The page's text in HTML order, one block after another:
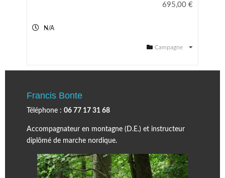
695,00 €
N/A
Campagne
Francis Bonte
Téléphone : 06 77 17 31 68
Accompagnateur en montagne (D.E.) et instructeur
diplômé de marche nordique.